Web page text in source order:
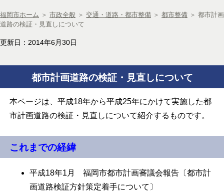
福岡市ホーム ＞ 市政全般 ＞ 交通・道路・都市整備 ＞ 都市整備 ＞ 都市計画
道路の検証・見直しについて
更新日：2014年6月30日
都市計画道路の検証・見直しについて
本ページは、平成18年から平成25年にかけて実施した都
市計画道路の検証・見直しについて紹介するものです。
これまでの経緯
平成18年1月 福岡市都市計画審議会報告〔都市計
画道路検証方針策定着手について〕